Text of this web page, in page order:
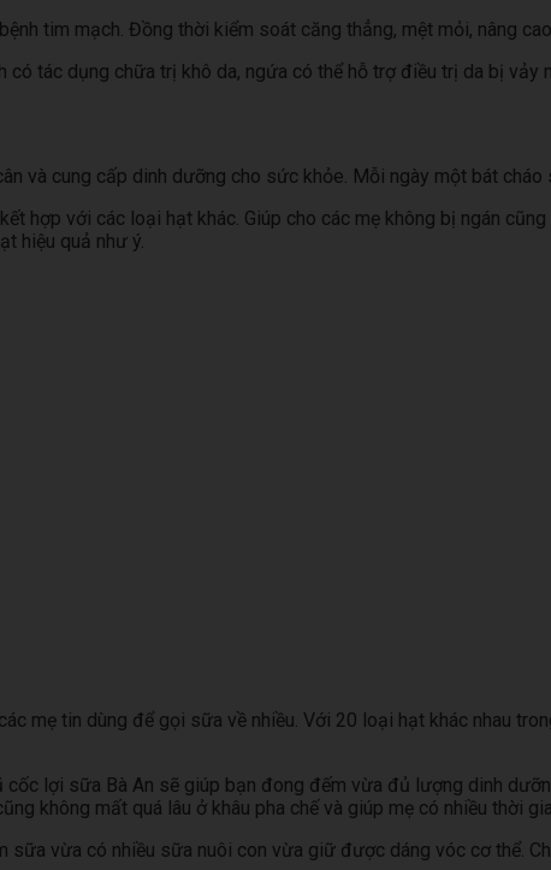
tim mạch. Đồng thời kiểm soát căng thẳng, mệt mỏi, nâng
tác dụng chữa trị khô da, ngứa có thể hỗ trợ điều trị da bị vảy
và cung cấp dinh dưỡng cho sức khỏe. Mỗi ngày một bát cháo
hợp với các loại hạt khác. Giúp cho các mẹ không bị ngán
hiệu quả như ý.
mẹ tin dùng để gọi sữa về nhiều. Với 20 loại hạt khác nhau
lợi sữa Bà An sẽ giúp bạn đong đếm vừa đủ lượng dinh
không mất quá lâu ở khâu pha chế và giúp mẹ có nhiều thời
vừa có nhiều sữa nuôi con vừa giữ được dáng vóc cơ thể.